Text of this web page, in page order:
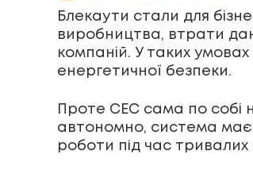
Блекаути стали для
виробництва, втрати
компаній. У таких
енергетичної безпеки.
Проте СЕС сама по собі
автономно, система має
роботи під час